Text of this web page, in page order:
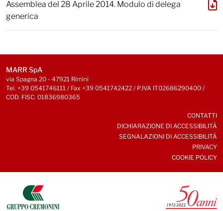
Assemblea del 28 Aprile 2014. Modulo di delega
generica
MARR SpA
via Spagna 20 - 47921 Rimini
Tel. +39 0541746111 / Fax +39 0541742422 / P.IVA IT02686290400 /
COD. FISC. 01836980365
CONTATTI
DICHIARAZIONE DI ACCESSIBILITÀ
SEGNALAZIONI DI ACCESSIBILITÀ
PRIVACY
COOKIE POLICY